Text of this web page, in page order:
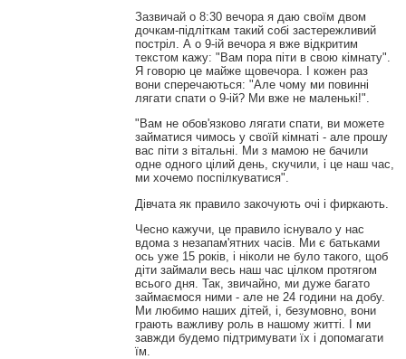
Зазвичай о 8:30 вечора я даю своїм двом
дочкам-підліткам такий собі застережливий
постріл. А о 9-ій вечора я вже відкритим
текстом кажу: "Вам пора піти в свою кімнату".
Я говорю це майже щовечора. І кожен раз
вони сперечаються: "Але чому ми повинні
лягати спати о 9-ій? Ми вже не маленькі!".
"Вам не обов'язково лягати спати, ви можете
займатися чимось у своїй кімнаті - але прошу
вас піти з вітальні. Ми з мамою не бачили
одне одного цілий день, скучили, і це наш час,
ми хочемо поспілкуватися".
Дівчата як правило закочують очі і фиркають.
Чесно кажучи, це правило існувало у нас
вдома з незапам'ятних часів. Ми є батьками
ось уже 15 років, і ніколи не було такого, щоб
діти займали весь наш час цілком протягом
всього дня. Так, звичайно, ми дуже багато
займаємося ними - але не 24 години на добу.
Ми любимо наших дітей, і, безумовно, вони
грають важливу роль в нашому житті. І ми
завжди будемо підтримувати їх і допомагати
їм.